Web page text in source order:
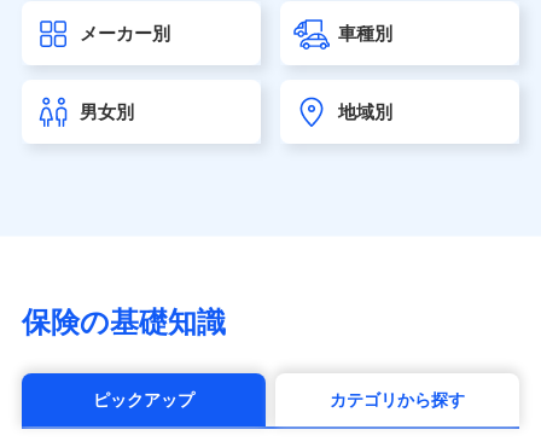
seimei.co.jp）
チューリッヒ生命保険株式会社
東京海上日動あんしん生命保険株式会社
（https://www.tmn-anshin.co.jp/）
マニュライフ生命保険株式会社
（https://www.manulife.co.jp/）
（https://www.msa-life.co.jp/）
メットライフ生命株式会社(https://www.metlife.co.jp/)
メーカー別 車種別
男女別 地域別
保険の基礎知識
ピックアップ カテゴリから探す